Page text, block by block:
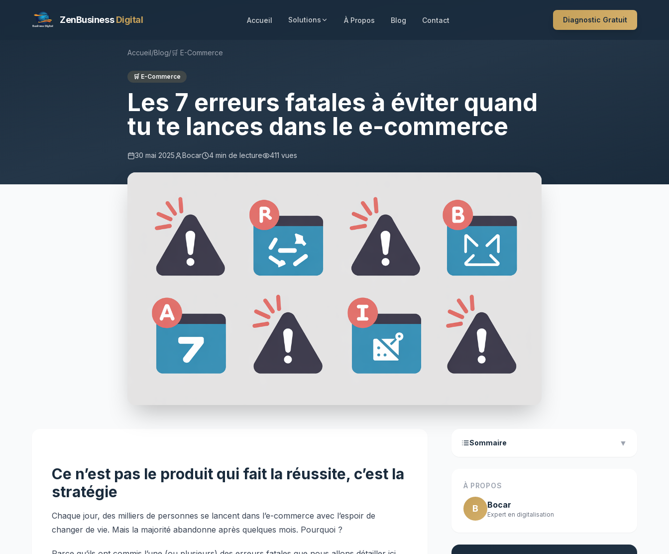
ZenBusinessDigital Accueil Solutions À Propos Blog Contact Diagnostic Gratuit
Accueil/Blog/🛒 E-Commerce
🛒 E-Commerce
Les 7 erreurs fatales à éviter quand
tu te lances dans le e-commerce
30 mai 2025 Bocar 4 min de lecture 411 vues
Ce n’est pas le produit qui fait la réussite, c’est la
stratégie
Chaque jour, des milliers de personnes se lancent dans l’e-commerce avec l’espoir de
changer de vie. Mais la majorité abandonne après quelques mois. Pourquoi ?
Sommaire ▼
À PROPOS
B Bocar
Expert en digitalisation